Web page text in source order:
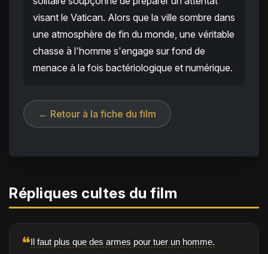
visant le Vatican. Alors que la ville sombre dans
une atmosphère de fin du monde, une véritable
chasse à l'homme s'engage sur fond de
menace à la fois bactériologique et numérique.
← Retour à la fiche du film
Répliques cultes du film
❝Il faut plus que des armes pour tuer un homme.